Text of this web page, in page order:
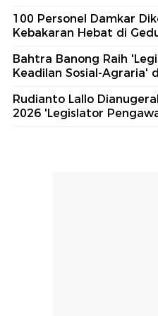
100 Personel Damkar
Kebakaran Hebat di
Bahtra Banong Raih
Keadilan Sosial-Agraria'
Rudianto Lallo
2026 'Legislator